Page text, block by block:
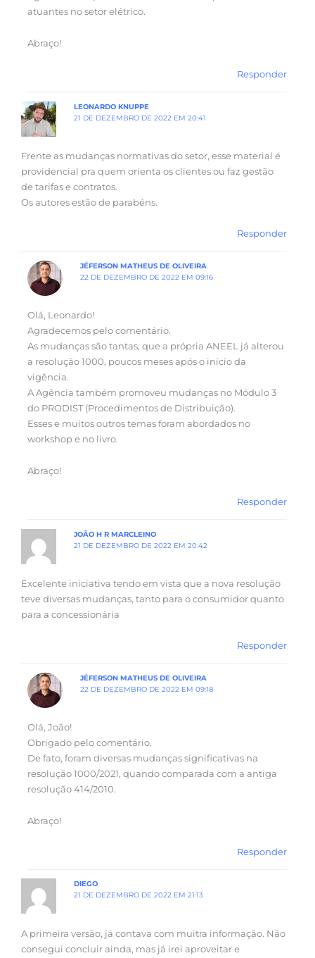
atuantes no setor elétrico.
Abraço!
Responder
LEONARDO KNUPPE
21 DE DEZEMBRO DE 2022 EM 20:41
Frente as mudanças normativas do setor, esse material é
providencial pra quem orienta os clientes ou faz gestão
de tarifas e contratos.
Os autores estão de parabéns.
Responder
JÉFERSON MATHEUS DE OLIVEIRA
22 DE DEZEMBRO DE 2022 EM 09:16
Olá, Leonardo!
Agradecemos pelo comentário.
As mudanças são tantas, que a própria ANEEL já alterou
a resolução 1000, poucos meses após o início da
vigência.
A Agência também promoveu mudanças no Módulo 3
do PRODIST (Procedimentos de Distribuição).
Esses e muitos outros temas foram abordados no
workshop e no livro.
Abraço!
Responder
JOÃO H R MARCLEINO
21 DE DEZEMBRO DE 2022 EM 20:42
Excelente iniciativa tendo em vista que a nova resolução
teve diversas mudanças, tanto para o consumidor quanto
para a concessionária
Responder
JÉFERSON MATHEUS DE OLIVEIRA
22 DE DEZEMBRO DE 2022 EM 09:18
Olá, João!
Obrigado pelo comentário.
De fato, foram diversas mudanças significativas na
resolução 1000/2021, quando comparada com a antiga
resolução 414/2010.
Abraço!
Responder
DIEGO
21 DE DEZEMBRO DE 2022 EM 21:13
A primeira versão, já contava com muitra informação. Não
consegui concluir ainda, mas já irei aproveitar e